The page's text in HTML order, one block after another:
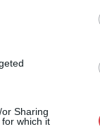
Sharing
which it